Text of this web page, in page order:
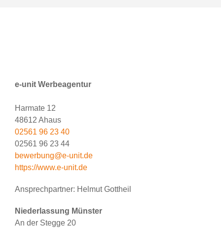
e-unit Werbeagentur
Harmate 12
48612 Ahaus
02561 96 23 40
02561 96 23 44
bewerbung@e-unit.de
https://www.e-unit.de
Ansprechpartner: Helmut Gottheil
Niederlassung Münster
An der Stegge 20